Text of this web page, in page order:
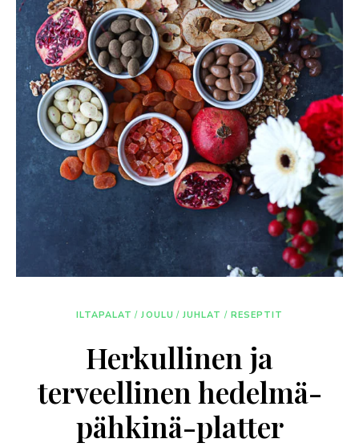
ILTAPALAT / JOULU / JUHLAT / RESEPTIT
Herkullinen ja
terveellinen hedelmä-
pähkinä-platter